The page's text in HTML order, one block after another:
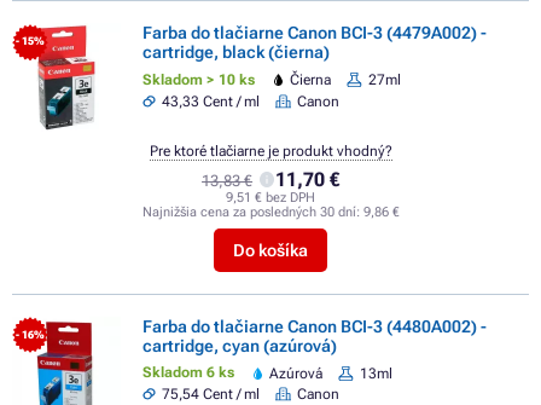
- 15%
Farba do tlačiarne Canon BCI-3 (4479A002) -
cartridge, black (čierna)
Skladom > 10 ks Čierna
27ml
43,33 Cent / ml
Canon
13,83 € 11,70 €
9,51 € bez DPH
Najnižšia cena za posledných 30 dní: 9,86 €
Do košíka
Pre ktoré tlačiarne je produkt vhodný?
- 16%
Farba do tlačiarne Canon BCI-3 (4480A002) -
cartridge, cyan (azúrová)
Skladom 6 ks Azúrová
13ml
75,54 Cent / ml
Canon